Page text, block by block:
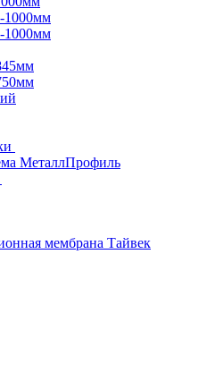
1000мм
1000мм
МеталлПрофиль
мембрана Тайвек